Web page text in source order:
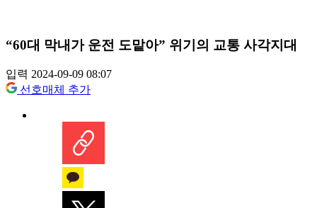
“60대 막내가 운전 도맡아” 위기의 교통 사각지대
입력 2024-09-09 08:07
선호매체 추가